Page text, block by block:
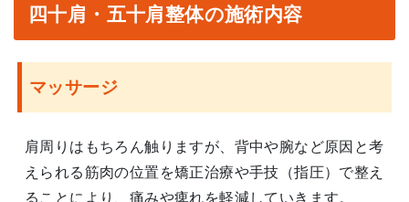
五十肩の痛みが消えた！首も肩もすっきり！ありがと
うございます！※効果には個人差があります。
四十肩・五十肩整体の施術内容
マッサージ
肩周りはもちろん触りますが、背中や腕など原因と考
えられる筋肉の位置を矯正治療や手技（指圧）で整え
ることにより、痛みや痺れを軽減していきます。